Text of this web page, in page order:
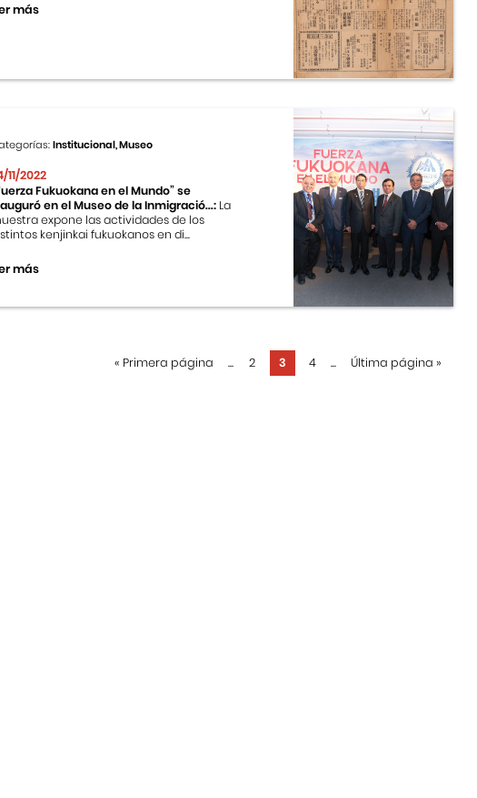
más
Institucional, Museo
11/2022
Fukuokana en el Mundo” se
en el Museo de la Inmigració...: La
expone las actividades de los
kenjinkai fukuokanos en di...
más
« Primera página ... 2 3 4 ... Última página »